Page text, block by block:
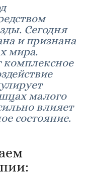
Сегодня
и признана
мира.
комплексное
малого
влияет
состояние.